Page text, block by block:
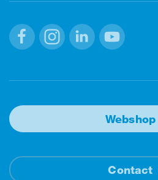
Webshop
Contact